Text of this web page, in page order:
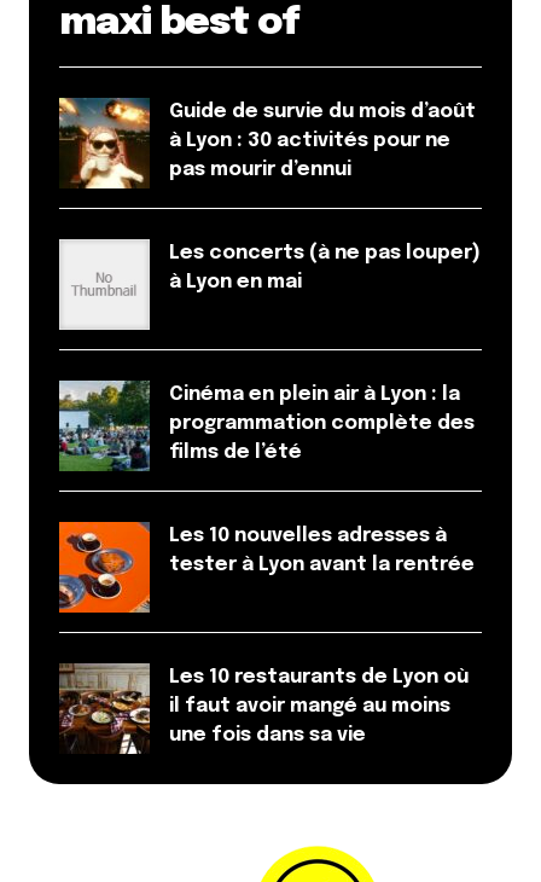
maxi best of
Guide de survie du mois d’août
à Lyon : 30 activités pour ne
pas mourir d’ennui
Les concerts (à ne pas louper)
à Lyon en mai
Cinéma en plein air à Lyon : la
programmation complète des
films de l’été
Les 10 nouvelles adresses à
tester à Lyon avant la rentrée
Les 10 restaurants de Lyon où
il faut avoir mangé au moins
une fois dans sa vie